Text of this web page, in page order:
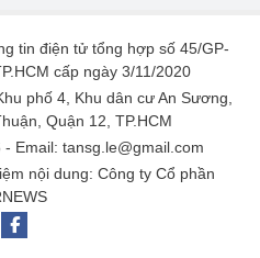
tin điện tử tổng hợp số 45/GP-
cấp ngày 3/11/2020
phố 4, Khu dân cư An Sương,
Quận 12, TP.HCM
Email: tansg.le@gmail.com
nội dung: Công ty Cổ phần